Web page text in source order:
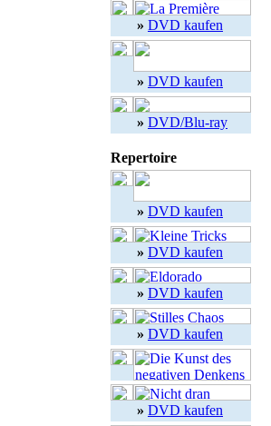
» DVD kaufen
» DVD kaufen
» DVD/Blu-ray
Repertoire
» DVD kaufen
» DVD kaufen
» DVD kaufen
» DVD kaufen
» DVD kaufen